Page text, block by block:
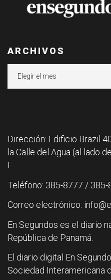
ARCHIVOS
Dirección: Edificio Brazil
la Calle del Agua (al lado
F.
Teléfono: 385-8777 / 385-
Correo electrónico:
En Segundos es el diario
República de Panamá.
El diario digital En
Sociedad Interamericana